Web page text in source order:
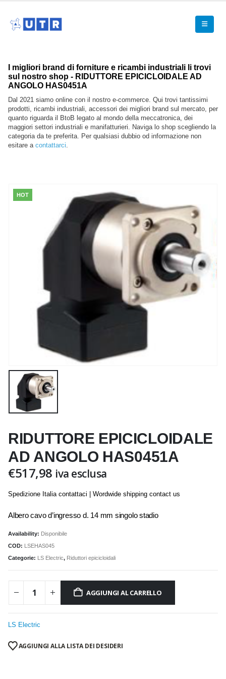
I migliori brand di forniture e ricambi industriali li trovi
sul nostro shop - RIDUTTORE EPICICLOIDALE AD
ANGOLO HAS0451A
Dal 2021 siamo online con il nostro e-commerce. Qui trovi tantissimi
prodotti, ricambi industriali, accessori dei migliori brand sul mercato, per
quanto riguarda il BtoB legato al mondo della meccatronica, dei
maggiori settori industriali e manifatturieri. Naviga lo shop scegliendo la
categoria da te preferita. Per qualsiasi dubbio od informazione non
esitare a contattarci.
HOT
RIDUTTORE EPICICLOIDALE
AD ANGOLO HAS0451A
€517,98 iva esclusa
Spedizione Italia contattaci | Wordwide shipping contact us
Albero cavo d’ingresso d. 14 mm singolo stadio
Availability: Disponibile
COD: LSEHAS045
Categorie: LS Electric, Riduttori epicicloidali
AGGIUNGI AL CARRELLO
LS Electric
AGGIUNGI ALLA LISTA DEI DESIDERI